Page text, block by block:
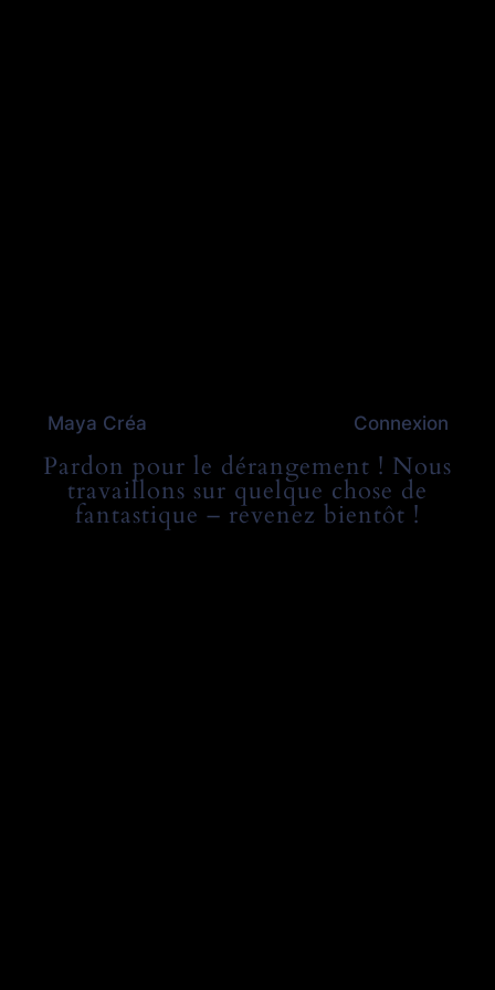
Maya Créa Connexion
Pardon pour le dérangement ! Nous
travaillons sur quelque chose de
fantastique – revenez bientôt !